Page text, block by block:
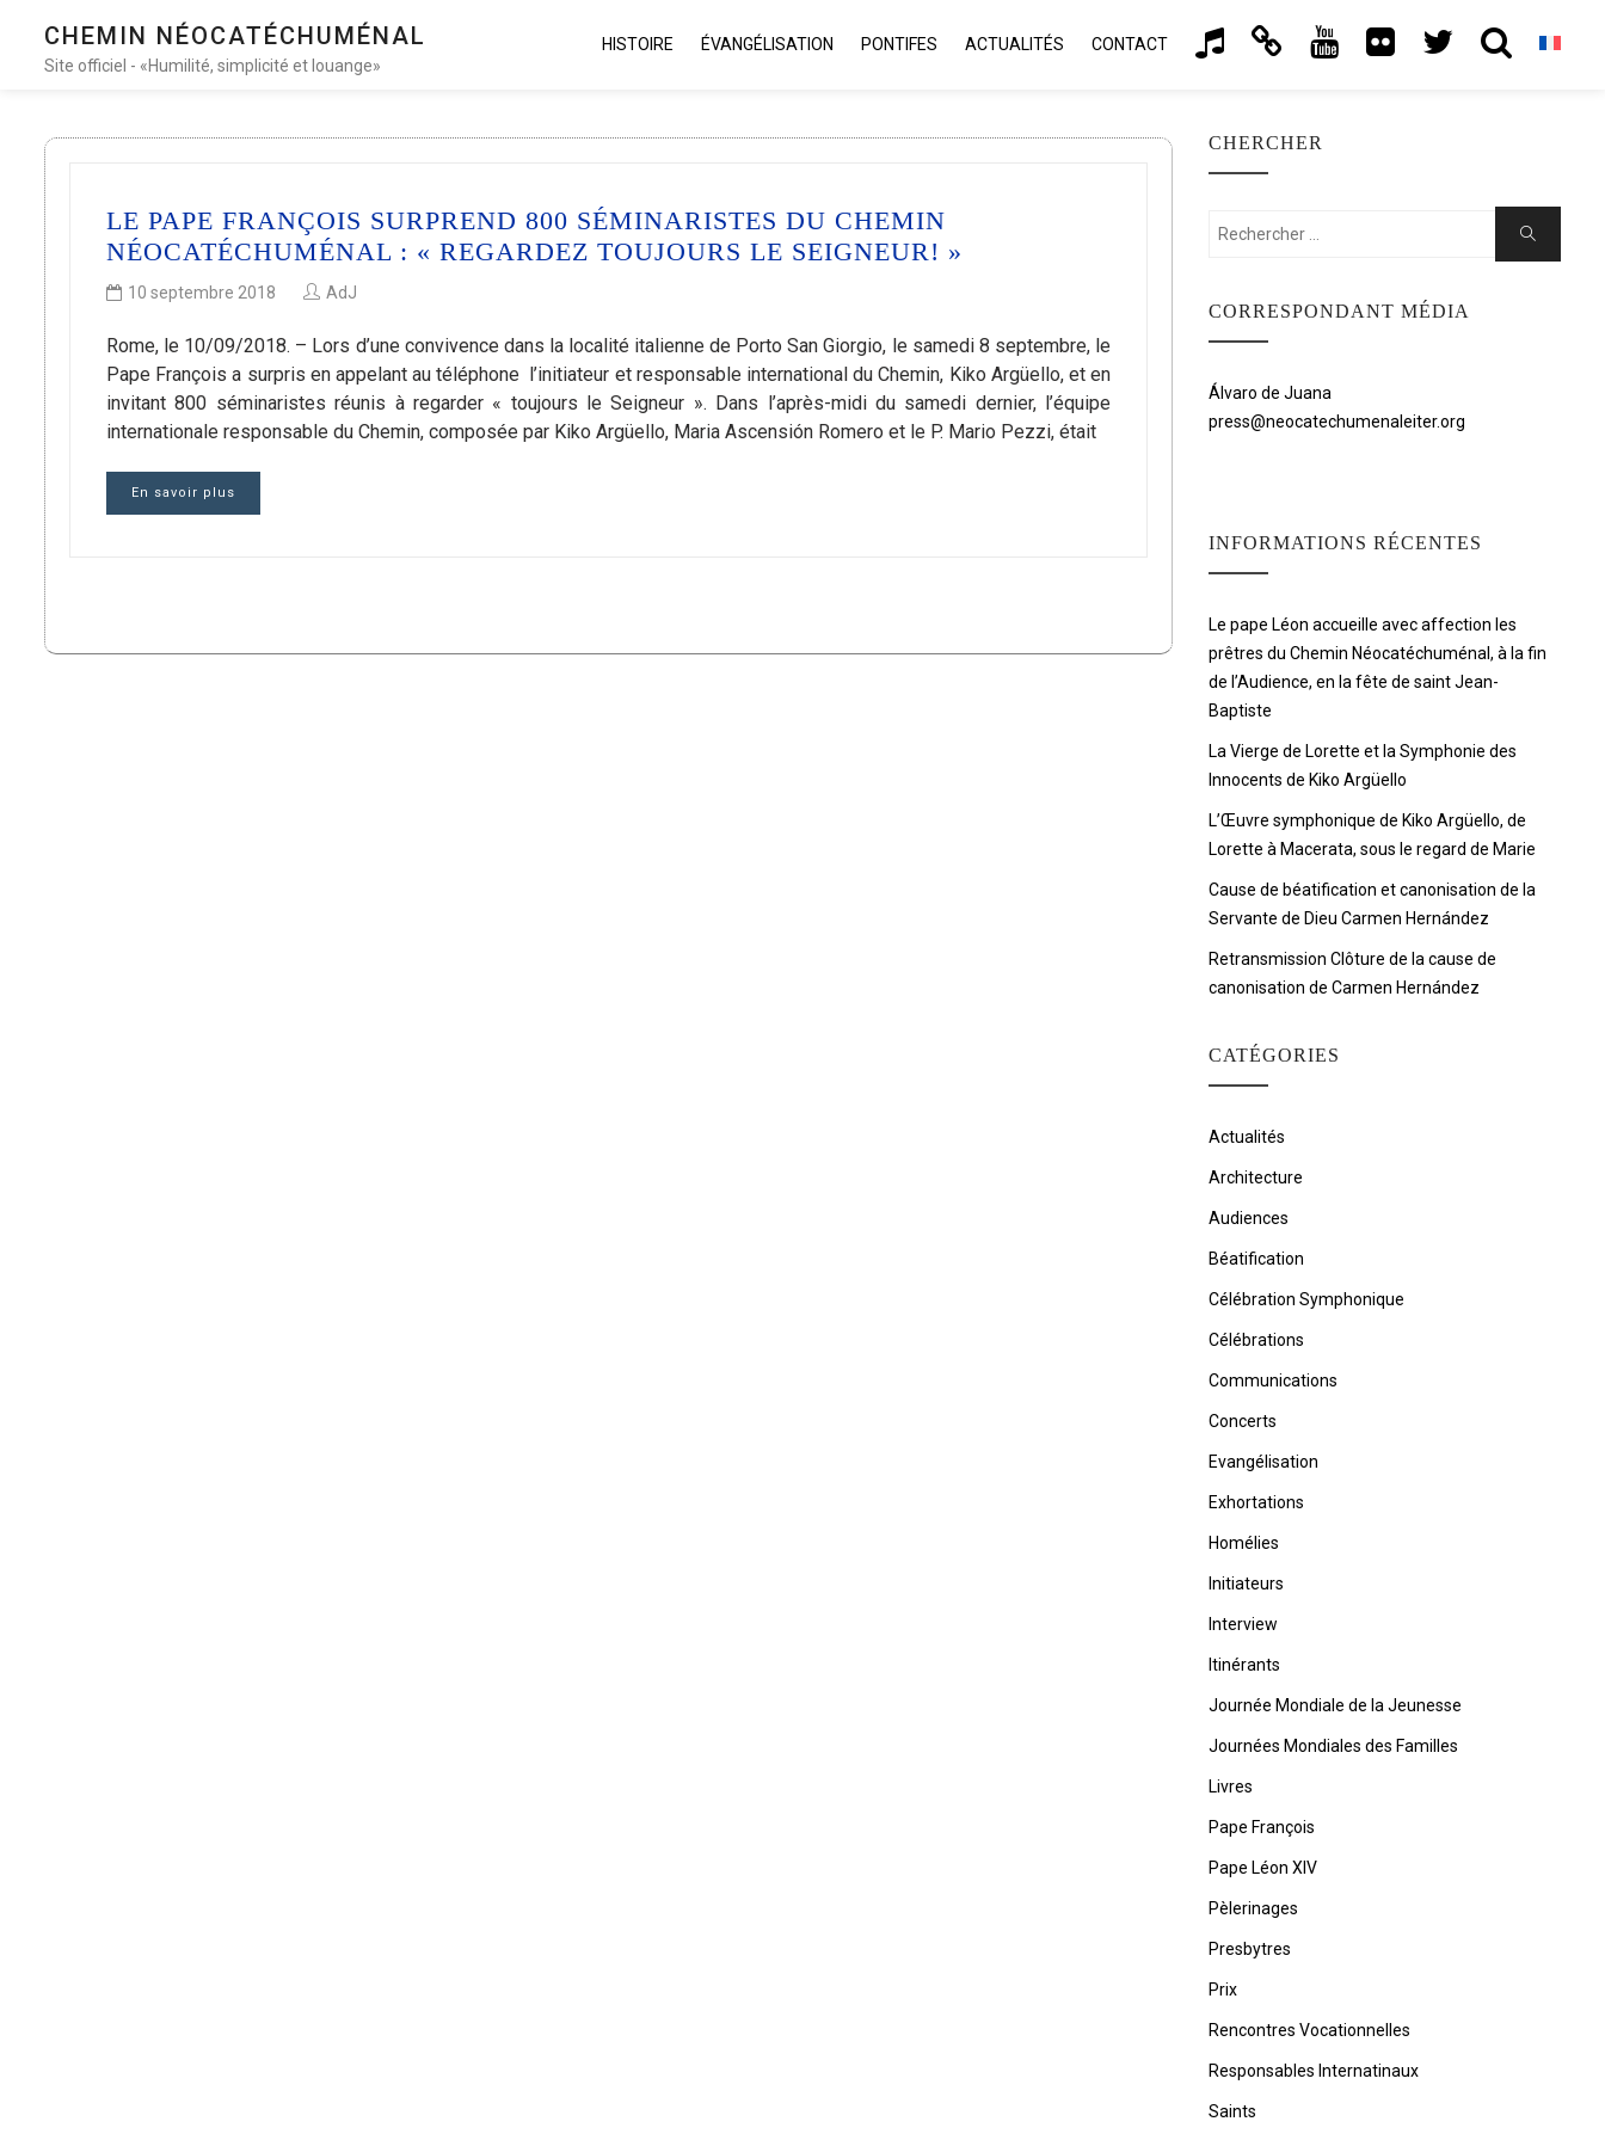
CHEMIN NÉOCATÉCHUMÉNAL
Site officiel - «Humilité, simplicité et louange»
HISTOIRE ÉVANGÉLISATION PONTIFES ACTUALITÉS CONTACT
LE PAPE FRANÇOIS SURPREND 800 SÉMINARISTES DU CHEMIN
NÉOCATÉCHUMÉNAL : « REGARDEZ TOUJOURS LE SEIGNEUR! »
10 septembre 2018 AdJ
Rome, le 10/09/2018. – Lors d’une convivence dans la localité italienne de Porto San Giorgio, le samedi 8 septembre, le
Pape François a surpris en appelant au téléphone l’initiateur et responsable international du Chemin, Kiko Argüello, et en
invitant 800 séminaristes réunis à regarder « toujours le Seigneur ». Dans l’après-midi du samedi dernier, l’équipe
internationale responsable du Chemin, composée par Kiko Argüello, Maria Ascensión Romero et le P. Mario Pezzi, était
En savoir plus
CHERCHER
Rechercher:
Chercher
CORRESPONDANT MÉDIA
Álvaro de Juana
press@neocatechumenaleiter.org
INFORMATIONS RÉCENTES
Le pape Léon accueille avec affection les
prêtres du Chemin Néocatéchuménal, à la fin
de l’Audience, en la fête de saint Jean-
Baptiste
La Vierge de Lorette et la Symphonie des
Innocents de Kiko Argüello
L’Œuvre symphonique de Kiko Argüello, de
Lorette à Macerata, sous le regard de Marie
Cause de béatification et canonisation de la
Servante de Dieu Carmen Hernández
Retransmission Clôture de la cause de
canonisation de Carmen Hernández
CATÉGORIES
Actualités
Architecture
Audiences
Béatification
Célébration Symphonique
Célébrations
Communications
Concerts
Evangélisation
Exhortations
Homélies
Initiateurs
Interview
Itinérants
Journée Mondiale de la Jeunesse
Journées Mondiales des Familles
Livres
Pape François
Pape Léon XIV
Pèlerinages
Presbytres
Prix
Rencontres Vocationnelles
Responsables Internatinaux
Saints